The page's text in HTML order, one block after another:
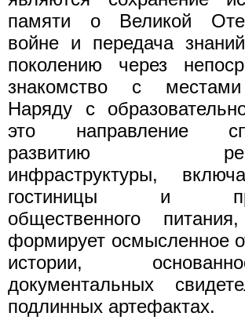
памяти о Великой
войне и передача
поколению через
знакомство с
Наряду с
это направление
развитию
инфраструктуры,
гостиницы и
общественного
формирует осмысленное
истории,
документальных
подлинных артефактах.